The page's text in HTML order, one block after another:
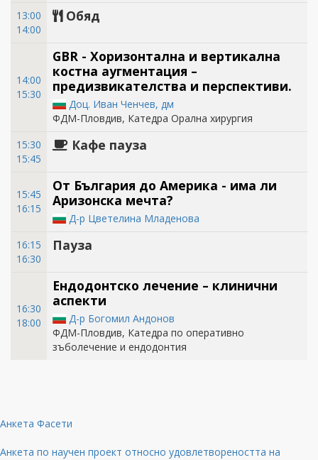
13:00
14:00
Обяд
14:00
15:30
GBR - Хоризонтална и вертикална
костна аугментация –
предизвикателства и перспективи.
Доц. Иван Ченчев, дм
ФДМ-Пловдив, Катедра Орална хирургия
15:30
15:45
Кафе пауза
15:45
16:15
От България до Америка - има ли
Аризонска мечта?
Д-р Цветелина Младенова
16:15
16:30
Пауза
16:30
18:00
Ендодонтско лечение – клинични
аспекти
Д-р Богомил Андонов
ФДМ-Пловдив, Катедра по оперативно
зъболечение и ендодонтия
Анкета Фасети
Анкета по научен проект относно удовлетвореността на